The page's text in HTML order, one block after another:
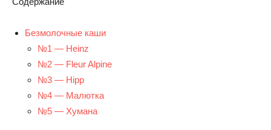
Безмолочные каши
№1 — Heinz
№2 — Fleur Alpine
№3 — Hipp
№4 — Малютка
№5 — Хумана